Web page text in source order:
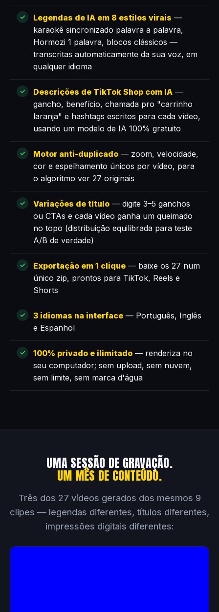
Legendas de IA em 8 estilos virais —
karaokê sincronizado palavra a palavra,
Hormozi 1 palavra, blocos clássicos —
transcritas automaticamente da sua voz, em
qualquer idioma
Descrições de TikTok Shop com IA —
gancho, benefício, chamada pro "carrinho
laranja" e hashtags escritos para cada vídeo,
usando um modelo de IA 100% gratuito
Motor anti-duplicado — zoom, velocidade,
cor e espelhamento únicos por vídeo, para
o algoritmo ver 27 originais
Variações de título — digite 3–5 ganchos
ou CTAs e cada vídeo ganha um queimado
no topo (distribuição equilibrada para teste
A/B de verdade)
Exportação em 1 clique — baixe os 27 num
único zip, prontos para TikTok, Reels e
Shorts
3 idiomas na interface — Português, Inglês
e Espanhol
100% privado e ilimitado — renderiza no
seu computador; sem upload, sem nuvem,
sem limite, sem marca d'água
UMA SESSÃO DE GRAVAÇÃO.
UM MÊS DE CONTEÚDO.
Três dos 27 vídeos gerados dos mesmos 9
clipes — legendas diferentes, títulos diferentes,
impressões digitais diferentes: